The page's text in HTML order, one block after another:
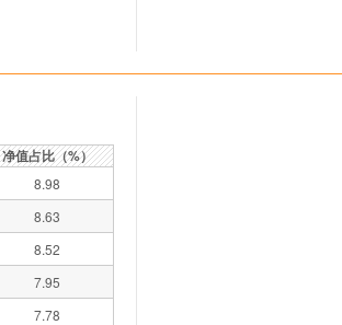
净值占比（%）
8.98
8.63
8.52
7.95
7.78